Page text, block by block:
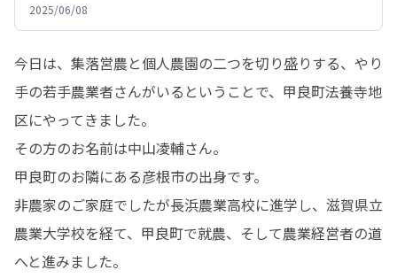
2025/06/08
今日は、集落営農と個人農園の二つを切り盛りする、やり
手の若手農業者さんがいるということで、甲良町法養寺地
区にやってきました。
その方のお名前は中山凌輔さん。
甲良町のお隣にある彦根市の出身です。
非農家のご家庭でしたが長浜農業高校に進学し、滋賀県立
農業大学校を経て、甲良町で就農、そして農業経営者の道
へと進みました。